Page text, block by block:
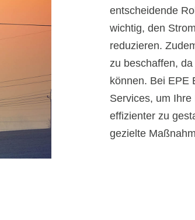
entscheidende
wichtig, den
reduzieren.
zu beschaffen,
können. Bei EPE
Services, um
effizienter zu
gezielte